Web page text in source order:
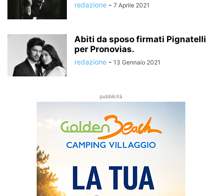
redazione - 7 Aprile 2021
Abiti da sposo firmati Pignatelli
per Pronovias.
redazione - 13 Gennaio 2021
pubblicità